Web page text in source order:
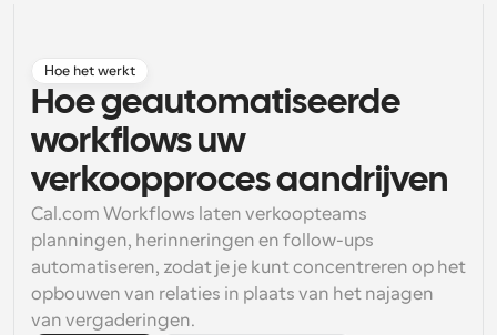
Supercharged planning met AI-gestuurde
oproepen
Automatiseer planning en herinneringen
Blog
Blijf op de hoogte van het laatste nieuws en updates
Instant Vergaderingen
Ontmoet cliënten binnen enkele minuten
Dynamische Groep Links
Boek naadloos vergaderingen met meerdere mensen
Hoe het werkt
Hoe geautomatiseerde
workflows uw
verkoopproces aandrijven
Cal.com Workflows laten verkoopteams
planningen, herinneringen en follow-ups
automatiseren, zodat je je kunt concentreren op het
opbouwen van relaties in plaats van het najagen
van vergaderingen.